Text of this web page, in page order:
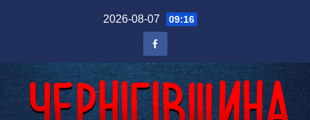
2026-08-07 09:16